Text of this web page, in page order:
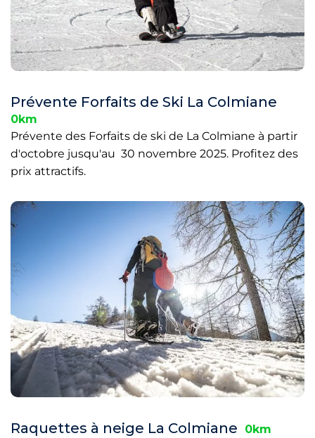
Prévente Forfaits de Ski La Colmiane
0km
Prévente des Forfaits de ski de La Colmiane à partir
d'octobre jusqu'au 30 novembre 2025. Profitez des
prix attractifs.
Raquettes à neige La Colmiane
0km